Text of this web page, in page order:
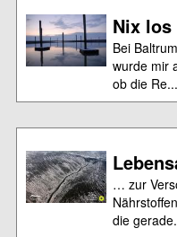
Nix
Bei
wurde mir
ob die Re...
… zur
die